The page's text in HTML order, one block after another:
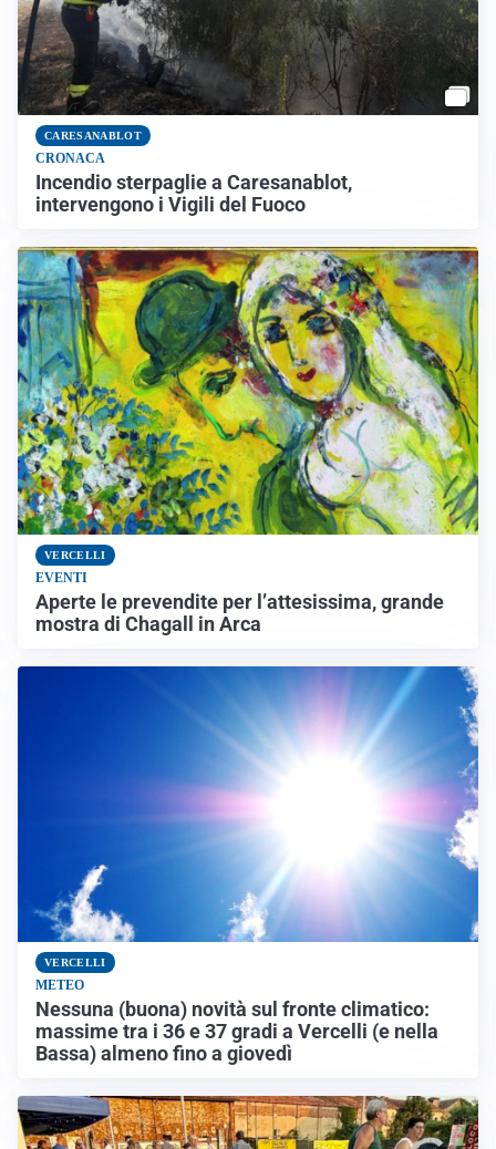
CARESANABLOT
CRONACA
Incendio sterpaglie a Caresanablot,
intervengono i Vigili del Fuoco
VERCELLI
EVENTI
Aperte le prevendite per l’attesissima, grande
mostra di Chagall in Arca
VERCELLI
METEO
Nessuna (buona) novità sul fronte climatico:
massime tra i 36 e 37 gradi a Vercelli (e nella
Bassa) almeno fino a giovedì